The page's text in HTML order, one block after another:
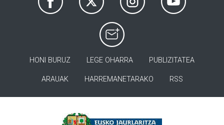
HONI BURUZ LEGE OHARRA PUBLIZITATEA
ARAUAK HARREMANETARAKO RSS